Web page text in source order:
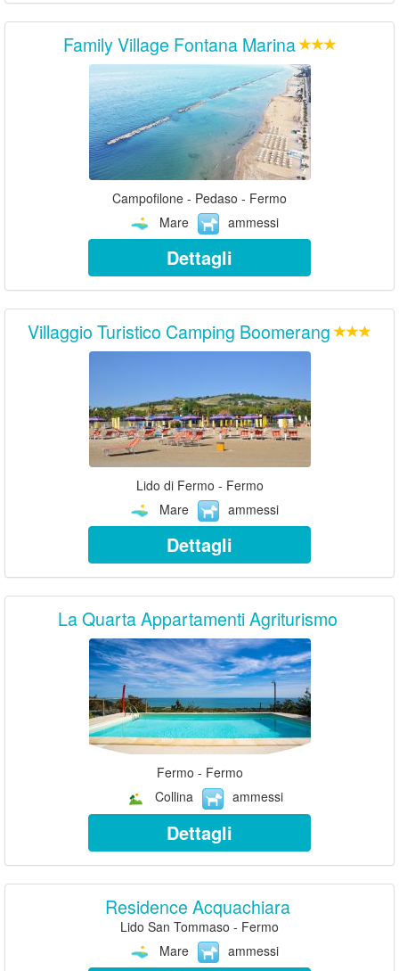
Family Village Fontana Marina
Campofilone - Pedaso - Fermo
Mare
ammessi
Dettagli
Villaggio Turistico Camping Boomerang
Lido di Fermo - Fermo
Mare
ammessi
Dettagli
La Quarta Appartamenti Agriturismo
Fermo - Fermo
Collina
ammessi
Dettagli
Residence Acquachiara
Lido San Tommaso - Fermo
Mare
ammessi